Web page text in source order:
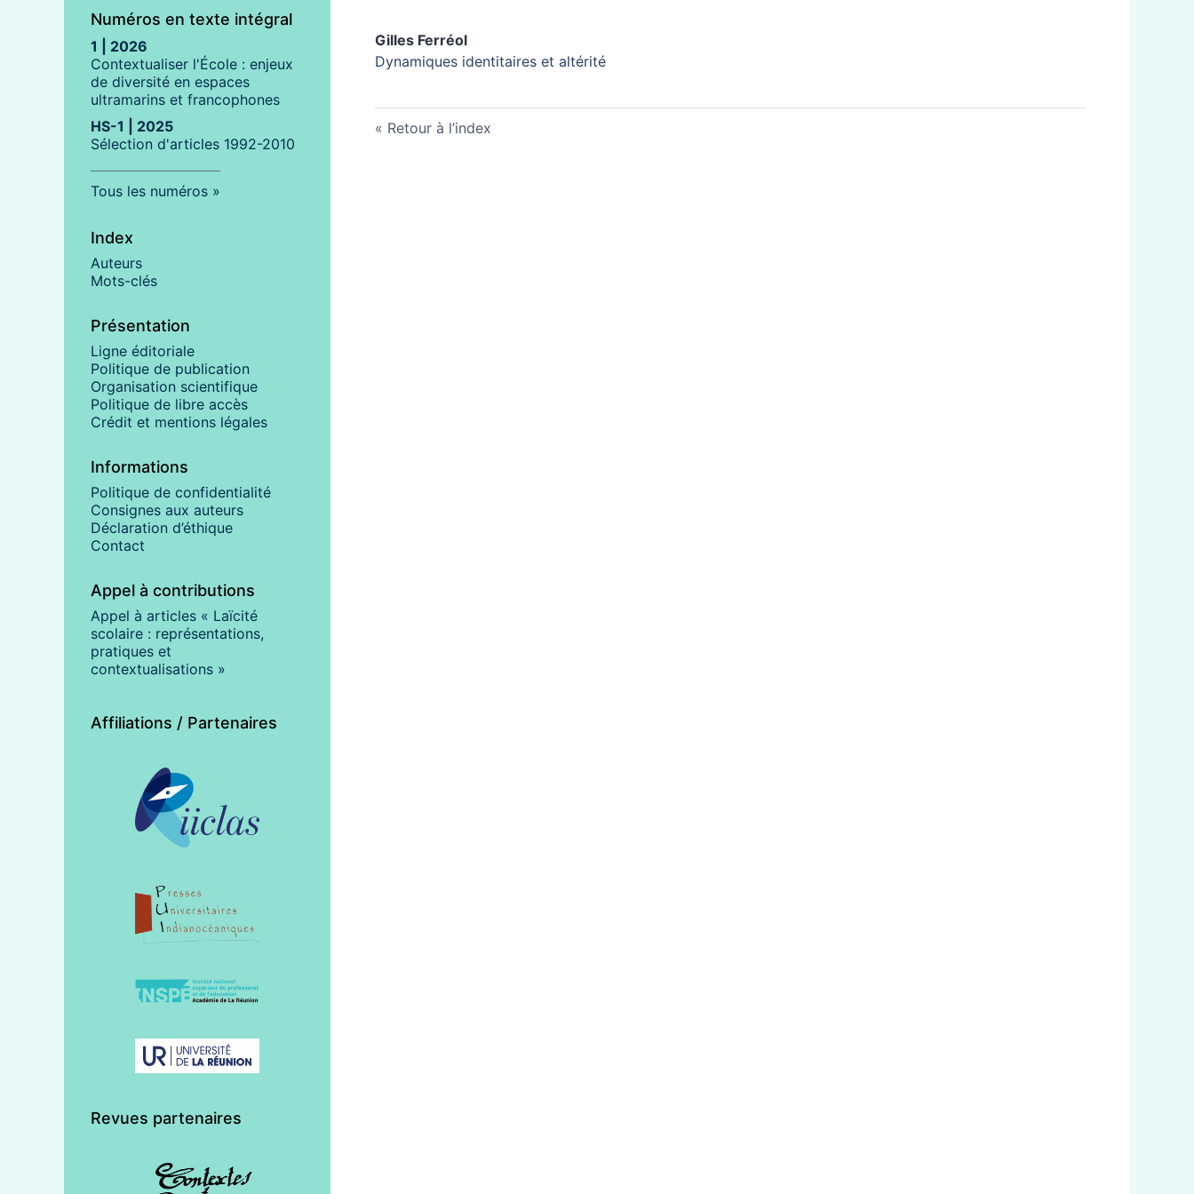
Numéros en texte intégral
1 | 2026
Contextualiser l'École : enjeux
de diversité en espaces
ultramarins et francophones
HS-1 | 2025
Sélection d'articles 1992-2010
Tous les numéros
Index
Auteurs
Mots-clés
Présentation
Ligne éditoriale
Politique de publication
Organisation scientifique
Politique de libre accès
Crédit et mentions légales
Informations
Politique de confidentialité
Consignes aux auteurs
Déclaration d’éthique
Contact
Appel à contributions
Appel à articles « Laïcité
scolaire : représentations,
pratiques et
contextualisations »
Affiliations / Partenaires
Revues partenaires
Gilles Ferréol
Dynamiques identitaires et altérité
Retour à l’index